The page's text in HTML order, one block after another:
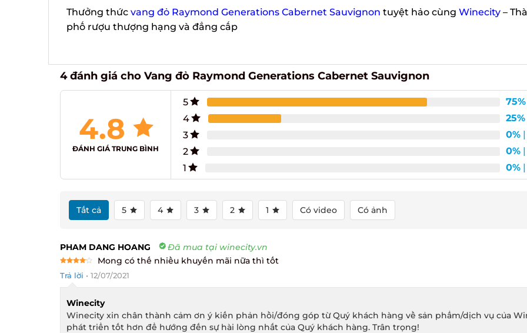
Thưởng thứcvang đỏ Raymond Generations Cabernet Sauvignontuyệt hảo cùngWinecity–
phố rượu thượng hạng và đẳng cấp
4 đánh giá choVang đỏ Raymond Generations Cabernet Sauvignon
4.8
ĐÁNH GIÁ TRUNG BÌNH
5 75%|
4
25%|
3
0%|
2
0%|
0%|
Tất cả 5 4 3 2 1 Có video Có ảnh
PHAM DANG HOANG Đã mua tại winecity.vn
out of 5
Mong có thế nhiều khuyến mãi nữa thì tốt
Trả lời • 12/07/2021
Winecity
Winecity xin chân thành cảm ơn ý kiến phản hồi/đóng góp từ Quý khách hàng về sản phẩm/dịch vụ của
phát triển tốt hơn để hướng đến sự hài lòng nhất của Quý khách hàng. Trân trọng!